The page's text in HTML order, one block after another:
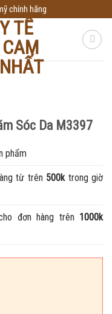
chính hãng
Sóc Da M3397
phẩm
từ trên 500k trong giờ
đơn hàng trên 1000k